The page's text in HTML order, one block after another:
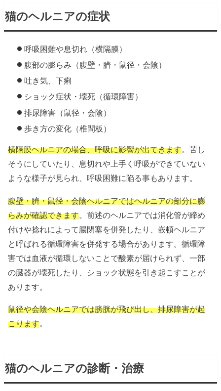
猫のヘルニアの症状
呼吸困難や息切れ（横隔膜）
腹部の膨らみ（腹壁・臍・鼠径・会陰）
吐き気、下痢
ショック症状・壊死（循環障害）
排尿障害（鼠径・会陰）
歩き方の変化（椎間板）
横隔膜ヘルニアの場合、呼吸に影響が出てきます。苦し
そうにしていたり、息切れや上手く呼吸ができていない
ような様子が見られ、呼吸困難に陥る事もあります。
腹壁・臍・鼠径・会陰ヘルニアではヘルニアの部分に膨
らみが確認できます。前述のヘルニアでは消化管が締め
付けや捻れによって腸閉塞を併発したり、嵌頓ヘルニア
と呼ばれる循環障害を併発する場合があります。循環障
害では血液が循環しないことで酸素が届けられず、一部
の臓器が壊死したり、ショック状態を引き起こすことが
あります。
鼠径や会陰ヘルニアでは膀胱が飛び出し、排尿障害が起
こります。
猫のヘルニアの診断・治療